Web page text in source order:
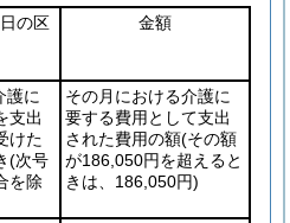
の区
金額
に
支出
けた
(次号
を除
その月における介護に
要する費用として支出
された費用の額(その額
が186,050円を超えると
きは、186,050円)